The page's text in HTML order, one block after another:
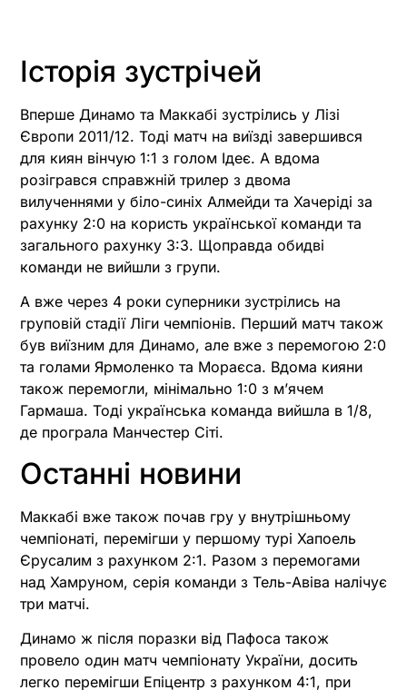
Історія зустрічей
Вперше Динамо та Маккабі зустрілись у Лізі
Європи 2011/12. Тоді матч на виїзді завершився
для киян вінчую 1:1 з голом Ідеє. А вдома
розігрався справжній трилер з двома
вилученнями у біло-синіх Алмейди та Хачеріді за
рахунку 2:0 на користь української команди та
загального рахунку 3:3. Щоправда обидві
команди не вийшли з групи.
А вже через 4 роки суперники зустрілись на
груповій стадії Ліги чемпіонів. Перший матч також
був виїзним для Динамо, але вже з перемогою 2:0
та голами Ярмоленко та Мораєса. Вдома кияни
також перемогли, мінімально 1:0 з м’ячем
Гармаша. Тоді українська команда вийшла в 1/8,
де програла Манчестер Сіті.
Останні новини
Маккабі вже також почав гру у внутрішньому
чемпіонаті, перемігши у першому турі Хапоель
Єрусалим з рахунком 2:1. Разом з перемогами
над Хамруном, серія команди з Тель-Авіва налічує
три матчі.
Динамо ж після поразки від Пафоса також
провело один матч чемпіонату України, досить
легко перемігши Епіцентр з рахунком 4:1, при